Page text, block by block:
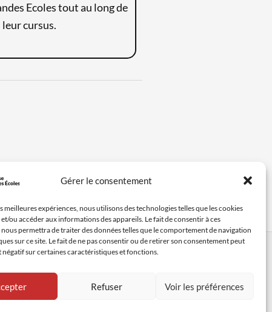
Gérer le consentement
meilleures expériences, nous utilisons des technologies telles que les cookies
ou accéder aux informations des appareils. Le fait de consentir à ces
permettra de traiter des données telles que le comportement de navigation
sur ce site. Le fait de ne pas consentir ou de retirer son consentement peut
négatif sur certaines caractéristiques et fonctions.
Refuser Voir les préférences
Ecoles tout au long de
leur cursus.
presse